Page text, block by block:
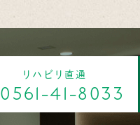
リハビリ直通
0561-41-8033